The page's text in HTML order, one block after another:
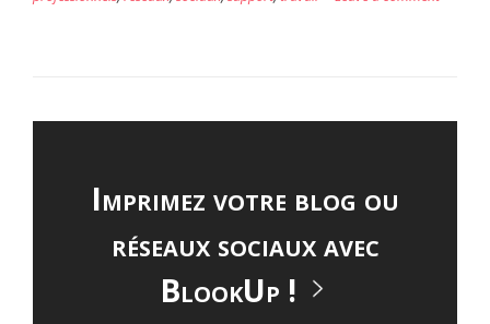
DE
RÉSEAUX
! »
Imprimez votre blog ou
réseaux sociaux avec
BlookUp !